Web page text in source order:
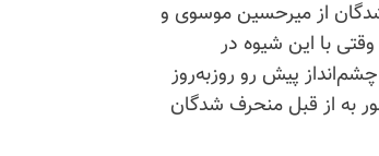
از میرحسین موسوی و
با این شیوه در
پیش رو روزبه‌روز
به از قبل منحرف شدگان